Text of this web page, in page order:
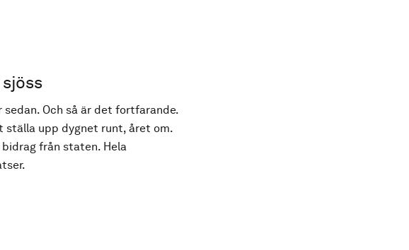
Och så är det fortfarande.
ställa upp dygnet runt, året om.
från staten. Hela